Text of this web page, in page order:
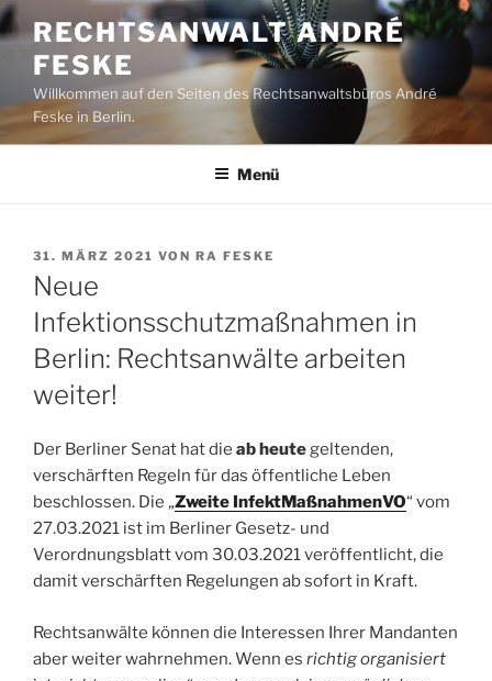
Zum
Inhalt
springen
RECHTSANWALT ANDRÉ
FESKE
Willkommen auf den Seiten des Rechtsanwaltsbüros André
Feske in Berlin.
Menü
VERÖFFENTLICHT
AM
31. MÄRZ 2021 VON RA FESKE
Neue
Infektionsschutzmaßnahmen in
Berlin: Rechtsanwälte arbeiten
weiter!
Der Berliner Senat hat die ab heutegeltenden,
verschärften Regeln für das öffentliche Leben
beschlossen. Die „Zweite InfektMaßnahmenVO“ vom
27.03.2021 ist im Berliner Gesetz- und
Verordnungsblatt vom 30.03.2021 veröffentlicht, die
damit verschärften Regelungen ab sofort in Kraft.
Rechtsanwälte können die Interessen Ihrer Mandanten
aber weiter wahrnehmen. Wenn es richtig organisiert